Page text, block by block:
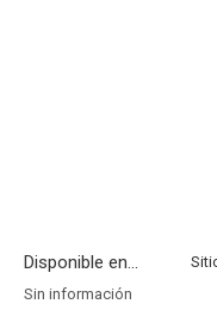
Disponible en...
Sin información